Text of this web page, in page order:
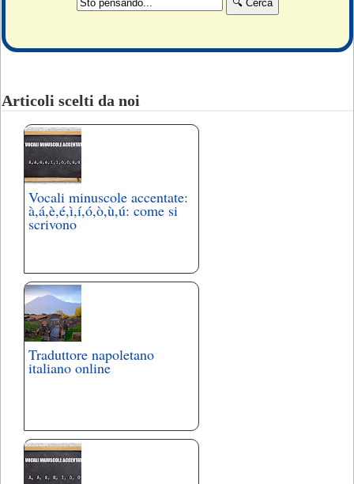
Articoli scelti da noi
Vocali minuscole accentate:
à,á,è,é,ì,í,ó,ò,ù,ú: come si
scrivono
Traduttore napoletano
italiano online